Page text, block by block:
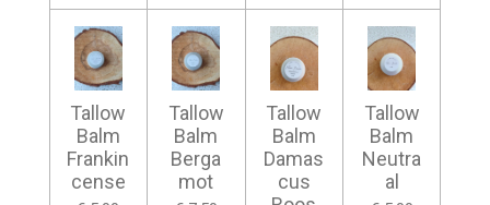
Tallow
Balm
Frankin
cense
Tallow
Balm
Berga
mot
Tallow
Balm
Damas
cus
Tallow
Balm
Neutra
al